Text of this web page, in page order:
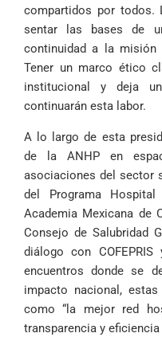
compartidos por todos.
sentar las bases de
continuidad a la misión
Tener un marco ético
institucional y deja
continuarán esta labor.
A lo largo de esta
de la ANHP en
asociaciones del sector
del Programa
Academia Mexicana de
Consejo de Salubridad
diálogo con
encuentros donde se
impacto nacional,
como “la mejor red
transparencia y